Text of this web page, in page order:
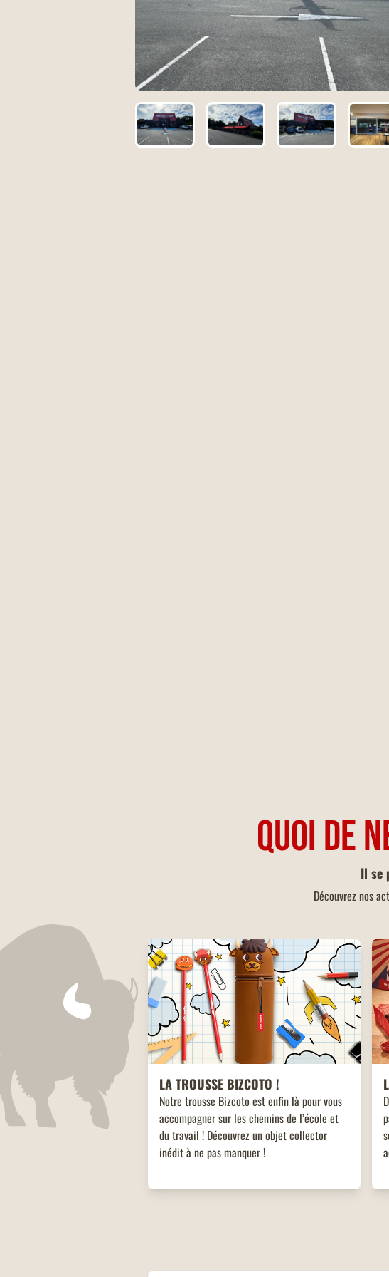
QUOI DE
Il se
Découvrez nos
LA TROUSSE BIZCOTO !
Notre trousse Bizcoto est enfin là pour vous
accompagner sur les chemins de l’école et
du travail ! Découvrez un objet collector
inédit à ne pas manquer !